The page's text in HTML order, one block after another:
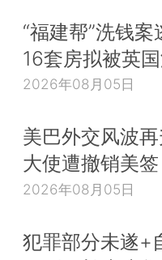
“福建帮”洗钱
16套房拟被英
2026年08月05日
美巴外交风波
大使遭撤销美签
2026年08月05日
犯罪部分未遂+